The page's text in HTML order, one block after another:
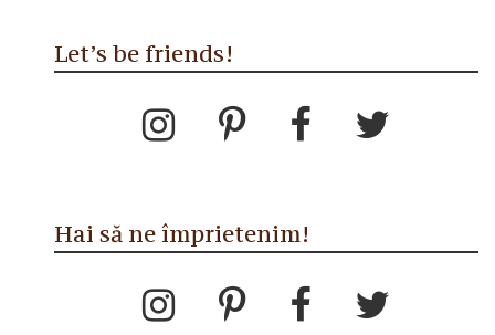
Let’s be friends!
Hai să ne împrietenim!